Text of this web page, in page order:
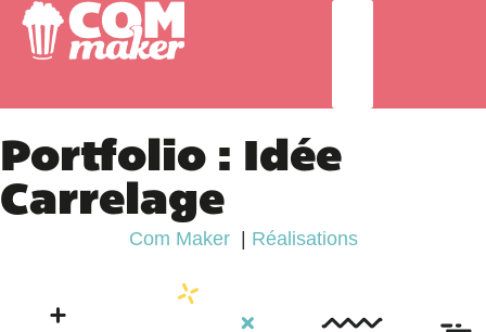
Portfolio : Idée
Carrelage
Com Maker Réalisations